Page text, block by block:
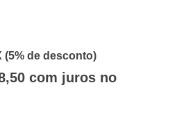
(5% de desconto)
com juros no